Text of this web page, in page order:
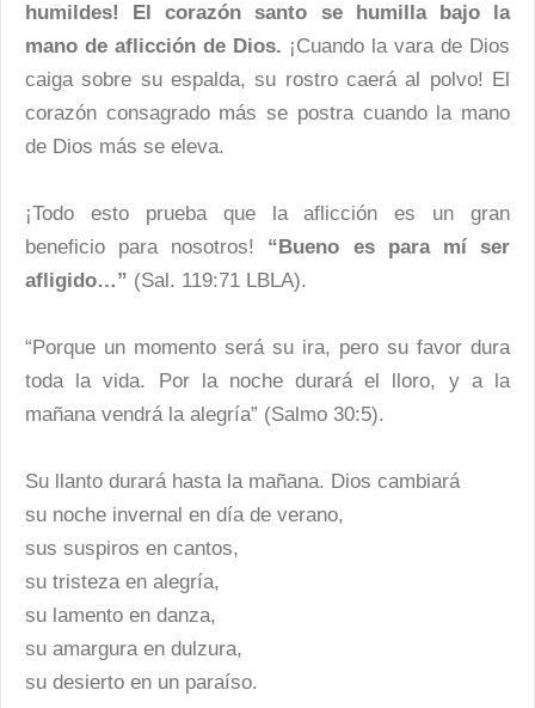
humildes! El corazón santo se humilla bajo la
mano de aflicción de Dios. ¡Cuando la vara de Dios
caiga sobre su espalda, su rostro caerá al polvo! El
corazón consagrado más se postra cuando la mano
de Dios más se eleva.
¡Todo esto prueba que la aflicción es un gran
beneficio para nosotros! “Bueno es para mí ser
afligido…” (Sal. 119:71 LBLA).
“Porque un momento será su ira, pero su favor dura
toda la vida. Por la noche durará el lloro, y a la
mañana vendrá la alegría” (Salmo 30:5).
Su llanto durará hasta la mañana. Dios cambiará
su noche invernal en día de verano,
sus suspiros en cantos,
su tristeza en alegría,
su lamento en danza,
su amargura en dulzura,
su desierto en un paraíso.